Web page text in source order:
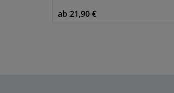
ab 21,90 €